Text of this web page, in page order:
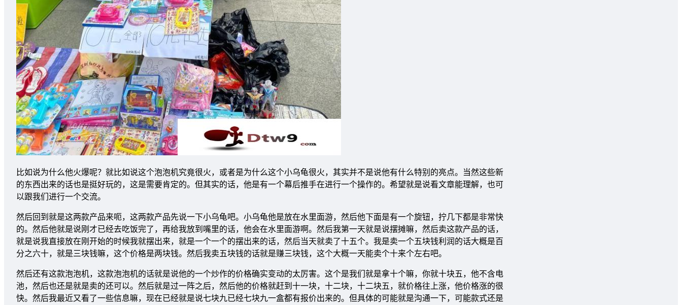
比如说为什么他火爆呢？就比如说这个泡泡机究竟很火，或者是为什么这个小乌龟很火，其实并不是说他有什么特别的亮点。当然这些新
的东西出来的话也是挺好玩的，这是需要肯定的。但其实的话，他是有一个幕后推手在进行一个操作的。希望就是说看文章能理解，也可
以跟我们进行一个交流。
然后回到就是这两款产品来呃，这两款产品先说一下小乌龟吧。小乌龟他是放在水里面游，然后他下面是有一个旋钮，拧几下都是非常快
的。然后他就是说刚才已经去吃饭完了，再给我放到嘴里的话，他会在水里面游啊。然后我第一天就是说摆摊嘛，然后卖这款产品的话，
就是说我直接放在刚开始的时候我就摆出来，就是一个一个的摆出来的话，然后当天就卖了十五个。我是卖一个五块钱利润的话大概是百
分之六十，就是三块钱嘛，这个价格是两块钱。然后我卖五块钱的话就是赚三块钱，这个大概一天能卖个十来个左右吧。
然后还有这款泡泡机，这款泡泡机的话就是说他的一个炒作的价格确实变动的太厉害。这个是我们就是拿十个嘛，你就十块五，他不含电
池，然后也还是就是卖的还可以。然后就是过一阵之后，然后他的价格就赶到十一块，十二块，十二块五，就价格往上涨，他价格涨的很
快。然后我最近又看了一些信息嘛，现在已经就是说七块九已经七块九一盒都有报价出来的。但具体的可能就是沟通一下，可能款式还是